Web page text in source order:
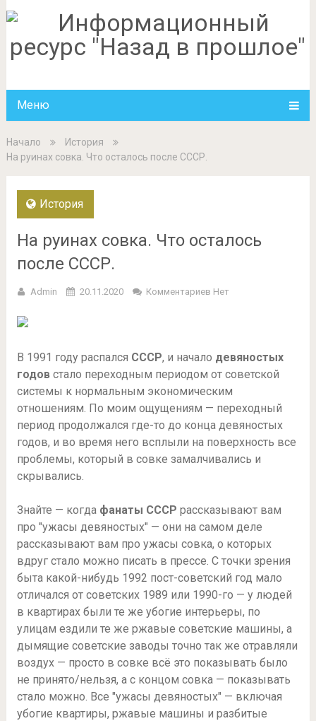
Меню
Начало
История
На руинах совка. Что осталось после СССР.
История
На руинах совка. Что осталось
после СССР.
Admin 20.11.2020 Комментариев Нет
В 1991 году распался СССР, и начало девяностых
годовстало переходным периодом от советской
системы к нормальным экономическим
отношениям. По моим ощущениям — переходный
период продолжался где-то до конца девяностых
годов, и во время него всплыли на поверхность все
проблемы, который в совке замалчивались и
скрывались.
Знайте — когда фанаты СССР рассказывают вам
про "ужасы девяностых" — они на самом деле
рассказывают вам про ужасы совка, о которых
вдруг стало можно писать в прессе. С точки зрения
быта какой-нибудь 1992 пост-советский год мало
отличался от советских 1989 или 1990-го — у людей
в квартирах были те же убогие интерьеры, по
улицам ездили те же ржавые советские машины, а
дымящие советские заводы точно так же отравляли
воздух — просто в совке всё это показывать было
не принято/нельзя, а с концом совка — показывать
стало можно. Все "ужасы девяностых" — включая
убогие квартиры, ржавые машины и разбитые